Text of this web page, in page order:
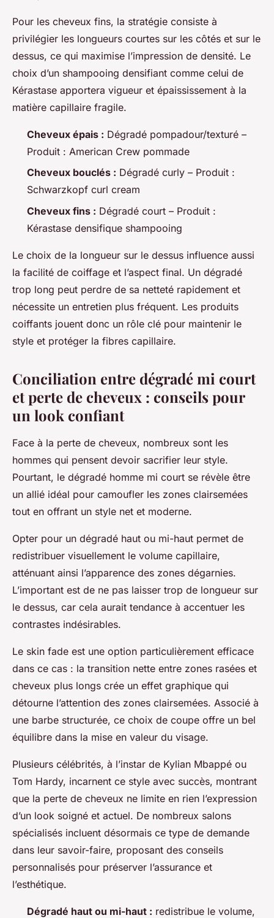
Pour les cheveux fins, la stratégie consiste à
privilégier les longueurs courtes sur les côtés et sur le
dessus, ce qui maximise l’impression de densité. Le
choix d’un shampooing densifiant comme celui de
Kérastase apportera vigueur et épaississement à la
matière capillaire fragile.
Cheveux épais : Dégradé pompadour/texturé –
Produit : American Crew pommade
Cheveux bouclés : Dégradé curly – Produit :
Schwarzkopf curl cream
Cheveux fins : Dégradé court – Produit :
Kérastase densifique shampooing
Le choix de la longueur sur le dessus influence aussi
la facilité de coiffage et l’aspect final. Un dégradé
trop long peut perdre de sa netteté rapidement et
nécessite un entretien plus fréquent. Les produits
coiffants jouent donc un rôle clé pour maintenir le
style et protéger la fibres capillaire.
Conciliation entre dégradé mi court
et perte de cheveux : conseils pour
un look confiant
Face à la perte de cheveux, nombreux sont les
hommes qui pensent devoir sacrifier leur style.
Pourtant, le dégradé homme mi court se révèle être
un allié idéal pour camoufler les zones clairsemées
tout en offrant un style net et moderne.
Opter pour un dégradé haut ou mi-haut permet de
redistribuer visuellement le volume capillaire,
atténuant ainsi l’apparence des zones dégarnies.
L’important est de ne pas laisser trop de longueur sur
le dessus, car cela aurait tendance à accentuer les
contrastes indésirables.
Le skin fade est une option particulièrement efficace
dans ce cas : la transition nette entre zones rasées et
cheveux plus longs crée un effet graphique qui
détourne l’attention des zones clairsemées. Associé à
une barbe structurée, ce choix de coupe offre un bel
équilibre dans la mise en valeur du visage.
Plusieurs célébrités, à l’instar de Kylian Mbappé ou
Tom Hardy, incarnent ce style avec succès, montrant
que la perte de cheveux ne limite en rien l’expression
d’un look soigné et actuel. De nombreux salons
spécialisés incluent désormais ce type de demande
dans leur savoir-faire, proposant des conseils
personnalisés pour préserver l’assurance et
l’esthétique.
Dégradé haut ou mi-haut : redistribue le volume,